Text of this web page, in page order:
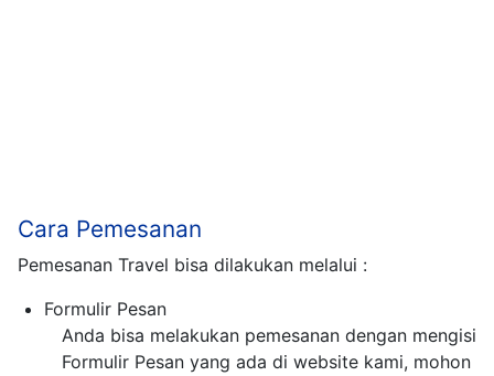
Cara Pemesanan
Pemesanan Travel bisa dilakukan melalui :
Formulir Pesan
Anda bisa melakukan pemesanan dengan mengisi
Formulir Pesan yang ada di website kami, mohon